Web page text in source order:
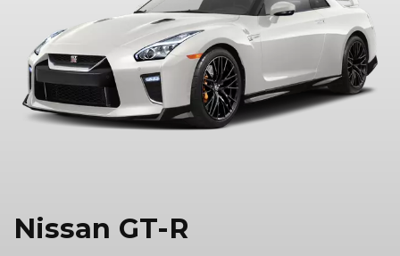
Modelos Nissan
Comerciais Nissan
Oficinas
Onde estamos
Nissan GT-R